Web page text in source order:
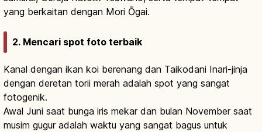
yang berkaitan dengan Mori Ōgai.
2. Mencari spot foto terbaik
Kanal dengan ikan koi berenang dan Taikodani Inari-jinja
dengan deretan torii merah adalah spot yang sangat
fotogenik.
Awal Juni saat bunga iris mekar dan bulan November saat
musim gugur adalah waktu yang sangat bagus untuk